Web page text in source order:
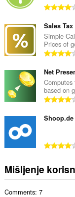
Sales
Simple
Prices of
Net
Computes
based on
Mišljenje
Comments: 7